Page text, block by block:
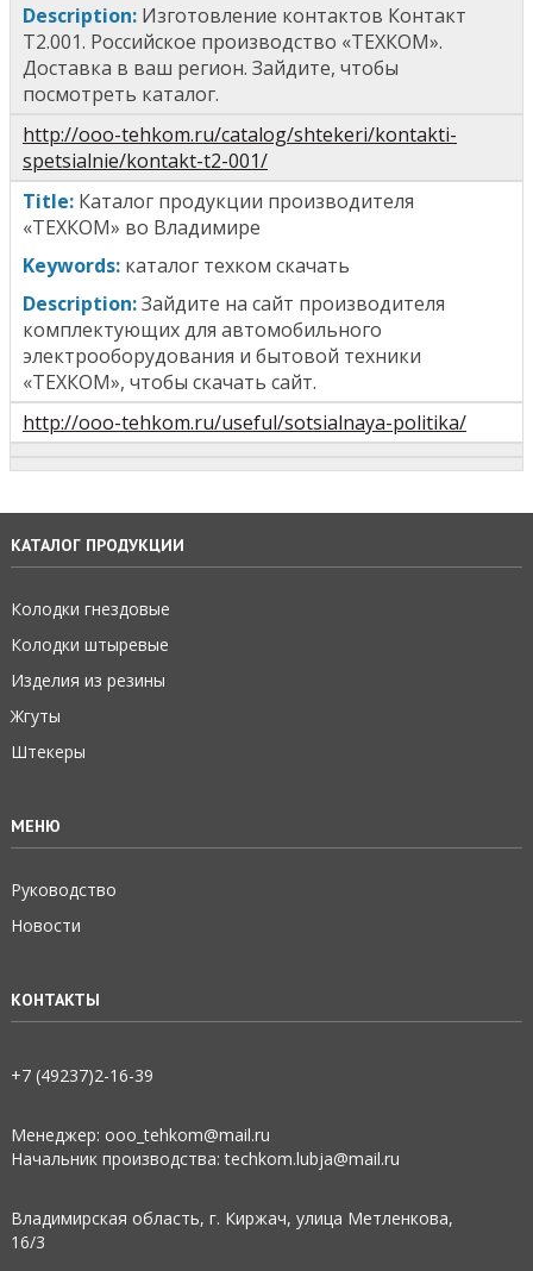
Description: Изготовление контактов Контакт
Т2.001. Российское производство «ТЕХКОМ».
Доставка в ваш регион. Зайдите, чтобы
посмотреть каталог.
http://ooo-tehkom.ru/catalog/shtekeri/kontakti-
spetsialnie/kontakt-t2-001/
Title: Каталог продукции производителя
«ТЕХКОМ» во Владимире
Keywords: каталог техком скачать
Description:Зайдите на сайт производителя
комплектующих для автомобильного
электрооборудования и бытовой техники
«ТЕХКОМ», чтобы скачать сайт.
http://ooo-tehkom.ru/useful/sotsialnaya-politika/
КАТАЛОГ ПРОДУКЦИИ
Колодки гнездовые
Колодки штыревые
Изделия из резины
Жгуты
Штекеры
МЕНЮ
Руководство
Новости
КОНТАКТЫ
+7 (49237)2­-16-­39
Менеджер: ooo_tehkom@mail.ru
Начальник производства: techkom.lubja@mail.ru
Владимирская область, г. Киржач, улица Метленкова,
16/3